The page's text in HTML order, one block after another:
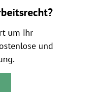
um Ihr
und